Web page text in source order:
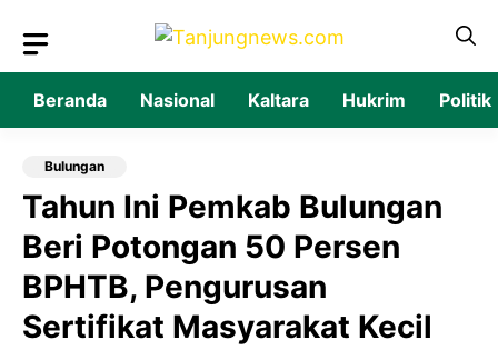
isi
Beranda Nasional Kaltara Hukrim Politik
Bulungan
Tahun Ini Pemkab Bulungan
Beri Potongan 50 Persen
BPHTB, Pengurusan
Sertifikat Masyarakat Kecil